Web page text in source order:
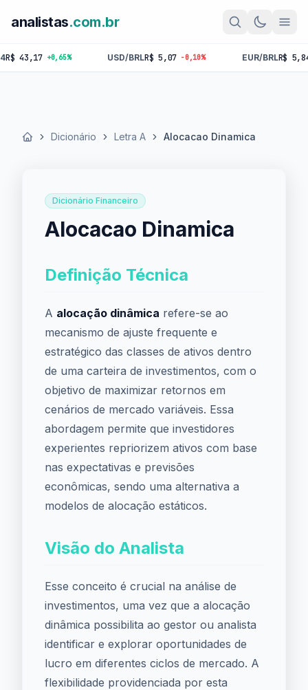
analistas.com.br
+0,65% USD/BRLR$ 5,07 -0,10% EUR/BRLR$ 5,84 -
Início Dicionário Letra A Alocacao Dinamica
Dicionário Financeiro
Alocacao Dinamica
Definição Técnica
A alocação dinâmica refere-se ao
mecanismo de ajuste frequente e
estratégico das classes de ativos dentro
de uma carteira de investimentos, com o
objetivo de maximizar retornos em
cenários de mercado variáveis. Essa
abordagem permite que investidores
experientes repriorizem ativos com base
nas expectativas e previsões
econômicas, sendo uma alternativa a
modelos de alocação estáticos.
Visão do Analista
Esse conceito é crucial na análise de
investimentos, uma vez que a alocação
dinâmica possibilita ao gestor ou analista
identificar e explorar oportunidades de
lucro em diferentes ciclos de mercado. A
flexibilidade providenciada por esta